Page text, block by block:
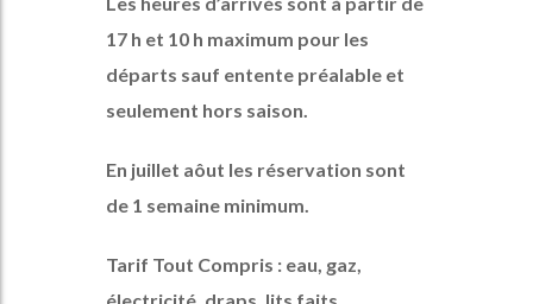
17 h et 10 h maximum pour les
départs sauf entente préalable et
seulement hors saison.
En juillet aôut les réservation sont
de 1 semaine minimum.
Tarif Tout Compris : eau, gaz,
électricité, draps, lits faits